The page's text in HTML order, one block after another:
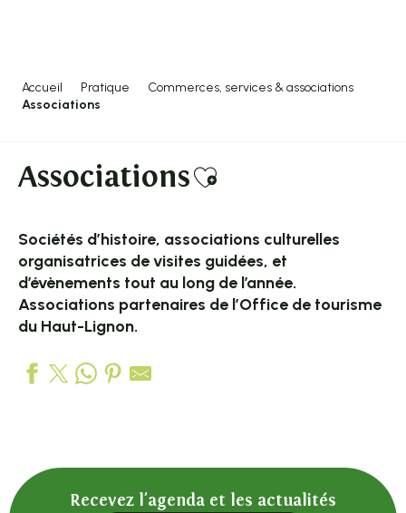
Accueil Pratique
Commerces, services & associations
Associations
AssociationsAjouter aux
Sociétés d’histoire, associations culturelles
organisatrices de visites guidées, et
d’évènements tout au long de l’année.
Associations partenaires de l’Office de tourisme
du Haut-Lignon.
Rando du Haut-Lignon
Les Amis de l'Eglise de Saint-Voy
Environnement et Patrimoine
Recevez l'agenda et les actualités